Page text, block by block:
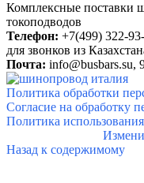
Комплексные поставки
токоподводов
Телефон: +7(499) 322-
для звонков из
Почта: info@busbars.su,
Политика обработки
Согласие на обработку
Политика
Назад к содержимому